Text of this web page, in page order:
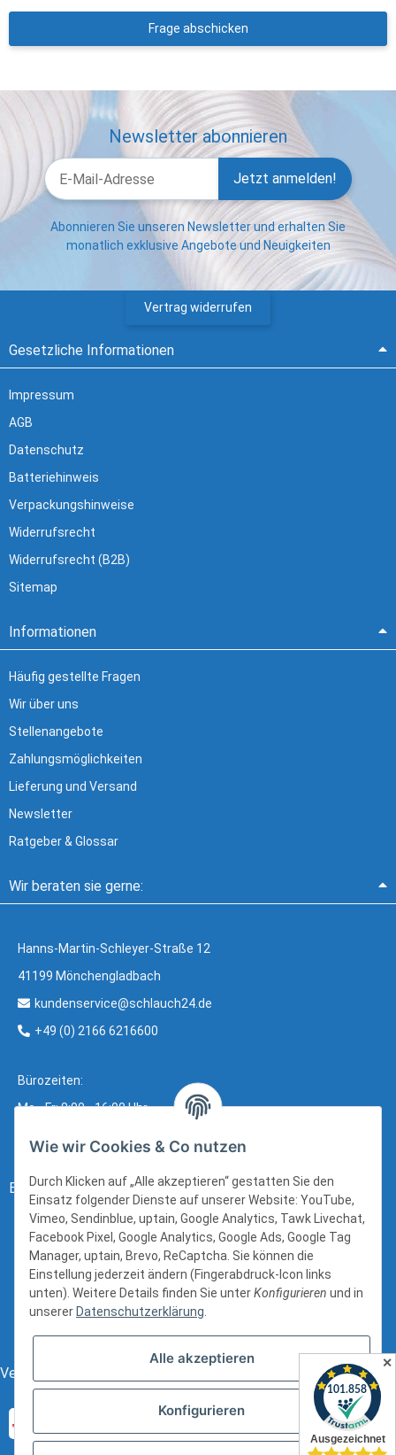
Frage abschicken
Newsletter abonnieren
Jetzt anmelden!
Abonnieren Sie unseren Newsletter und erhalten Sie
monatlich exklusive Angebote und Neuigkeiten
Vertrag widerrufen
Gesetzliche Informationen
Impressum
AGB
Datenschutz
Batteriehinweis
Verpackungshinweise
Widerrufsrecht
Widerrufsrecht (B2B)
Sitemap
Informationen
Häufig gestellte Fragen
Wir über uns
Stellenangebote
Zahlungsmöglichkeiten
Lieferung und Versand
Newsletter
Ratgeber & Glossar
Wir beraten sie gerne:
Hanns-Martin-Schleyer-Straße 12
41199 Mönchengladbach
kundenservice@schlauch24.de
+49 (0) 2166 6216600
Bürozeiten:
Mo - Fr: 8:00 - 16:00 Uhr
Bezahlung:
Versand:
Wie wir Cookies & Co nutzen
Durch Klicken auf „Alle akzeptieren“ gestatten Sie den
Einsatz folgender Dienste auf unserer Website: YouTube,
Vimeo, Sendinblue, uptain, Google Analytics, Tawk Livechat,
Facebook Pixel, Google Analytics, Google Ads, Google Tag
Manager, uptain, Brevo, ReCaptcha. Sie können die
Einstellung jederzeit ändern (Fingerabdruck-Icon links
unten). Weitere Details finden Sie unterKonfigurieren und in
unserer Datenschutzerklärung.
Alle akzeptieren
Konfigurieren
✕